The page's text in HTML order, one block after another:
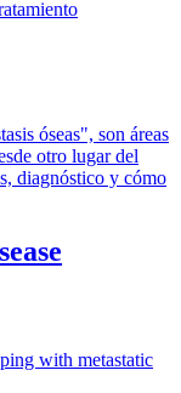
óseas", son áreas
otro lugar del
diagnóstico y cómo
with metastatic